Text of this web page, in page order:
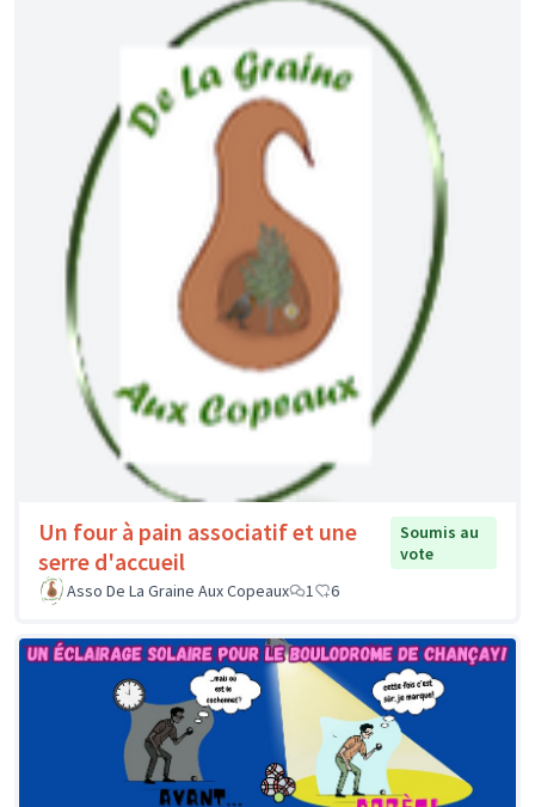
Un four à pain associatif et une
serre d'accueil
Soumis au
vote
Asso De La Graine Aux Copeaux
1 6